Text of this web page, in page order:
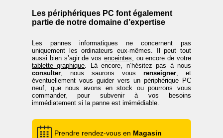
Les périphériques PC font également
partie de notre domaine d’expertise
Les pannes informatiques ne concernent pas
uniquement les ordinateurs eux-mêmes. Il peut tout
aussi bien s’agir de vos enceintes , ou encore de votre
tablette graphique . Là encore, n’hésitez pas à nous
consulter , nous saurons vous renseigner , et
éventuellement vous guider vers un périphérique PC
neuf, que nous avons en stock ou pourrons vous
commander, pour subvenir à vos besoins
immédiatement si la panne est irrémédiable.
Prendre rendez-vous en Magasin